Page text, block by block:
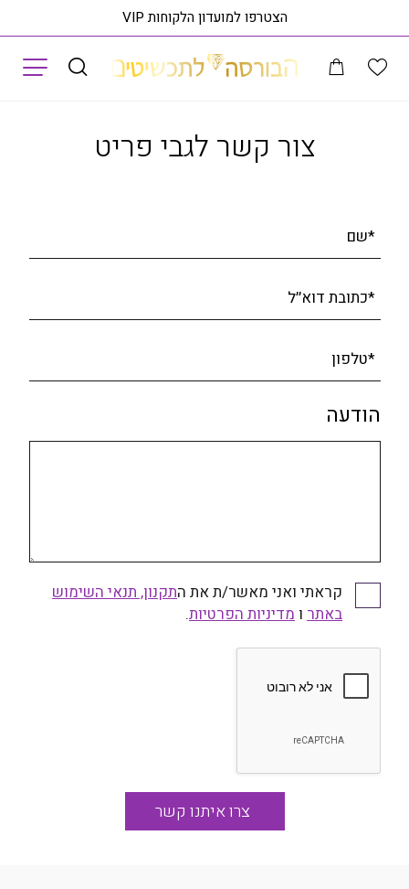
הצטרפו למועדון הלקוחות VIP
צור קשר לגבי פריט
*שם
*כתובת דוא׳׳ל
*טלפון
הודעה
קראתי ואני מאשר/ת את התקנון, תנאי השימוש באתר
ומדיניות הפרטיות
קראתי ואני מאשר/ת את התקנון, תנאי השימוש
באתר ו מדיניות הפרטיות.